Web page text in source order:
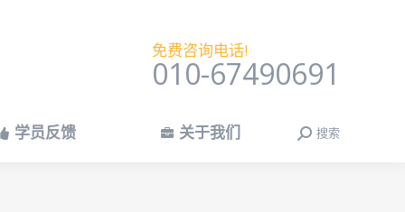
免费咨询电话!
010-67490691
学员反馈 关于我们
搜 搜索